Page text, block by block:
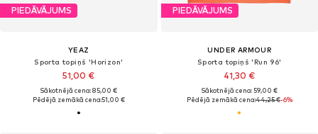
PIEDĀVĀJUMS
YEAZ
Sporta topiņš 'Horizon'
51,00 €
Sākotnējā cena: 85,00 €
Pēdējā zemākā cena:51,00 €
PIEDĀVĀJUMS
UNDER ARMOUR
Sporta topiņš 'Run 96'
41,30 €
Sākotnējā cena: 59,00 €
Pēdējā zemākā cena:44,25 €-6%